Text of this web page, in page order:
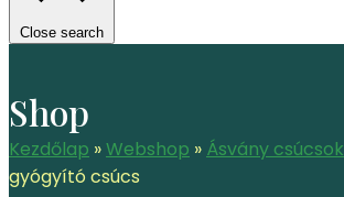
Close search
Shop
Kezdőlap »Webshop » Ásvány csúcsok
gyógyító csúcs